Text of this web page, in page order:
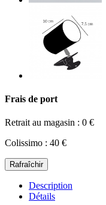
Frais de port
Retrait au magasin : 0 €
Colissimo : 40 €
Description
Détails